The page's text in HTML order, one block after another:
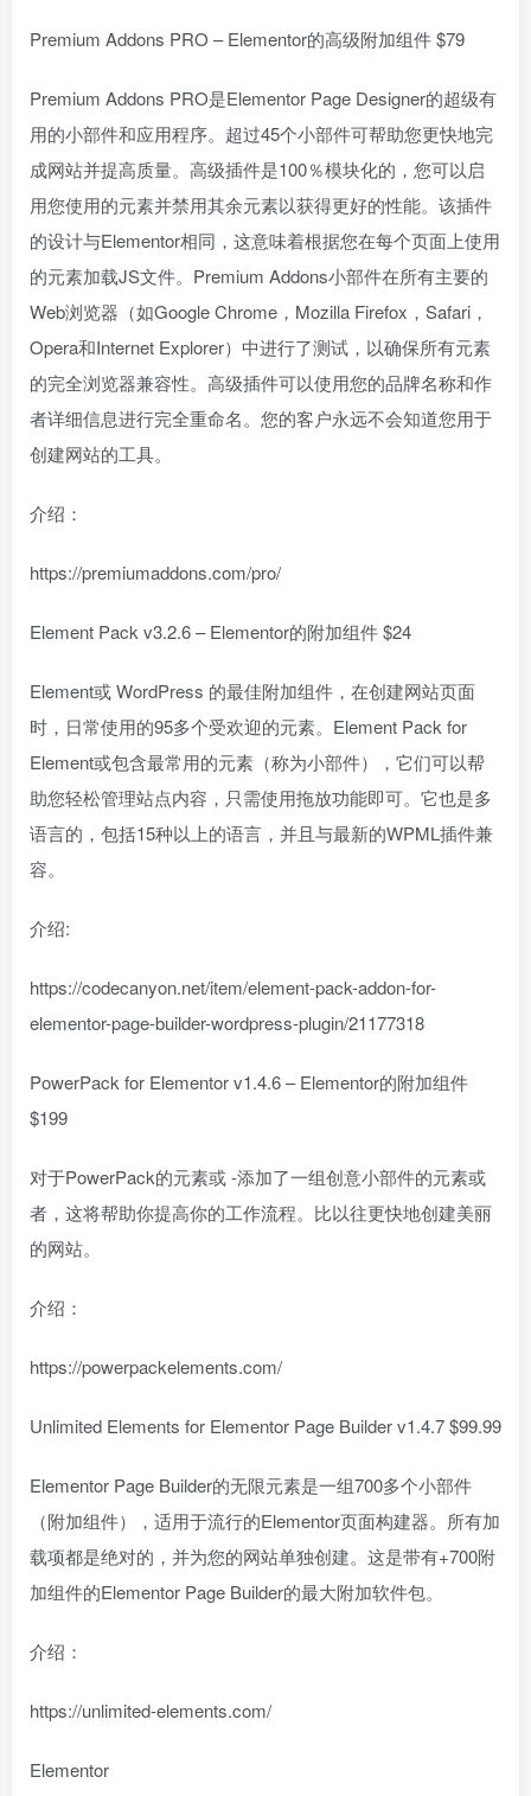
Premium Addons PRO – Elementor的高级附加组件 $79
Premium Addons PRO是Elementor Page Designer的超级有
用的小部件和应用程序。超过45个小部件可帮助您更快地完
成网站并提高质量。高级插件是100％模块化的，您可以启
用您使用的元素并禁用其余元素以获得更好的性能。该插件
的设计与Elementor相同，这意味着根据您在每个页面上使用
的元素加载JS文件。Premium Addons小部件在所有主要的
Web浏览器（如Google Chrome，Mozilla Firefox，Safari，
Opera和Internet Explorer）中进行了测试，以确保所有元素
的完全浏览器兼容性。高级插件可以使用您的品牌名称和作
者详细信息进行完全重命名。您的客户永远不会知道您用于
创建网站的工具。
介绍：
https://premiumaddons.com/pro/
Element Pack v3.2.6 – Elementor的附加组件 $24
Element或 WordPress 的最佳附加组件，在创建网站页面
时，日常使用的95多个受欢迎的元素。Element Pack for
Element或包含最常用的元素（称为小部件），它们可以帮
助您轻松管理站点内容，只需使用拖放功能即可。它也是多
语言的，包括15种以上的语言，并且与最新的WPML插件兼
容。
介绍:
https://codecanyon.net/item/element-pack-addon-for-
elementor-page-builder-wordpress-plugin/21177318
PowerPack for Elementor v1.4.6 – Elementor的附加组件
$199
对于PowerPack的元素或 -添加了一组创意小部件的元素或
者，这将帮助你提高你的工作流程。比以往更快地创建美丽
的网站。
介绍：
https://powerpackelements.com/
Unlimited Elements for Elementor Page Builder v1.4.7 $99.99
Elementor Page Builder的无限元素是一组700多个小部件
（附加组件），适用于流行的Elementor页面构建器。所有加
载项都是绝对的，并为您的网站单独创建。这是带有+700附
加组件的Elementor Page Builder的最大附加软件包。
介绍：
https://unlimited-elements.com/
Elementor